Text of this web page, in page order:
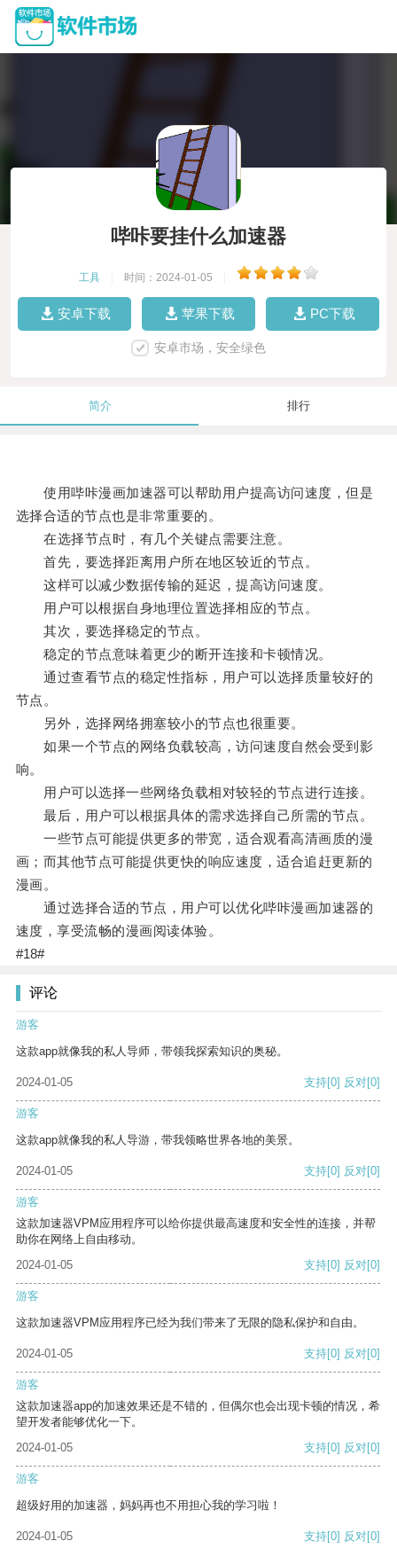
哔咔要挂什么加速器
工具 时间：2024-01-05
安卓下载 苹果下载 PC下载
安卓市场，安全绿色
简介 排行
使用哔咔漫画加速器可以帮助用户提高访问速度，但是
选择合适的节点也是非常重要的。
在选择节点时，有几个关键点需要注意。
首先，要选择距离用户所在地区较近的节点。
这样可以减少数据传输的延迟，提高访问速度。
用户可以根据自身地理位置选择相应的节点。
其次，要选择稳定的节点。
稳定的节点意味着更少的断开连接和卡顿情况。
通过查看节点的稳定性指标，用户可以选择质量较好的
节点。
另外，选择网络拥塞较小的节点也很重要。
如果一个节点的网络负载较高，访问速度自然会受到影
响。
用户可以选择一些网络负载相对较轻的节点进行连接。
最后，用户可以根据具体的需求选择自己所需的节点。
一些节点可能提供更多的带宽，适合观看高清画质的漫
画；而其他节点可能提供更快的响应速度，适合追赶更新的
漫画。
通过选择合适的节点，用户可以优化哔咔漫画加速器的
速度，享受流畅的漫画阅读体验。
#18#
评论
游客
这款app就像我的私人导师，带领我探索知识的奥秘。
2024-01-05 支持[0] 反对[0]
游客
这款app就像我的私人导游，带我领略世界各地的美景。
2024-01-05 支持[0] 反对[0]
游客
这款加速器VPM应用程序可以给你提供最高速度和安全性的连接，并帮
助你在网络上自由移动。
2024-01-05
支持[0] 反对[0]
游客
这款加速器VPM应用程序已经为我们带来了无限的隐私保护和自由。
2024-01-05 支持[0] 反对[0]
游客
这款加速器app的加速效果还是不错的，但偶尔也会出现卡顿的情况，希
望开发者能够优化一下。
2024-01-05
支持[0] 反对[0]
游客
超级好用的加速器，妈妈再也不用担心我的学习啦！
2024-01-05 支持[0] 反对[0]